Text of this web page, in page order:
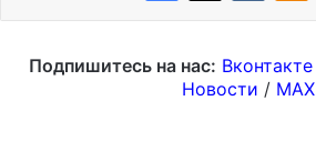
Подпишитесь на нас: Вконтакте
Новости / MAX